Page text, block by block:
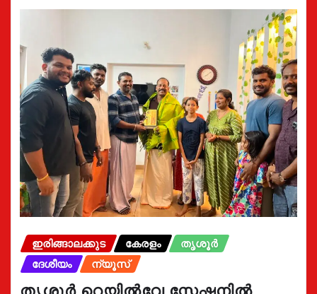
ഇരിങ്ങാലക്കുട കേരളം
തൃശൂർ
ദേശീയം
ന്യൂസ്
തൃശൂർ റെയിൽവേ സ്റ്റേഷനിൽ